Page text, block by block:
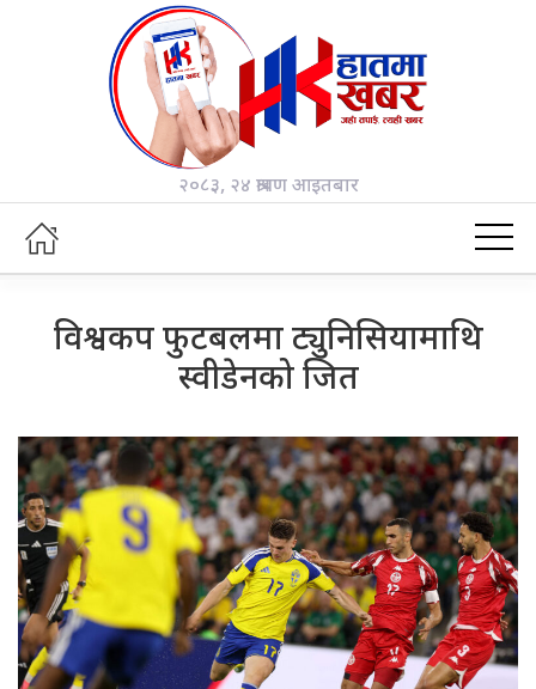
२०८३, २४ श्रावण आइतबार
विश्वकप फुटबलमा ट्युनिसियामाथि
स्वीडेनको जित